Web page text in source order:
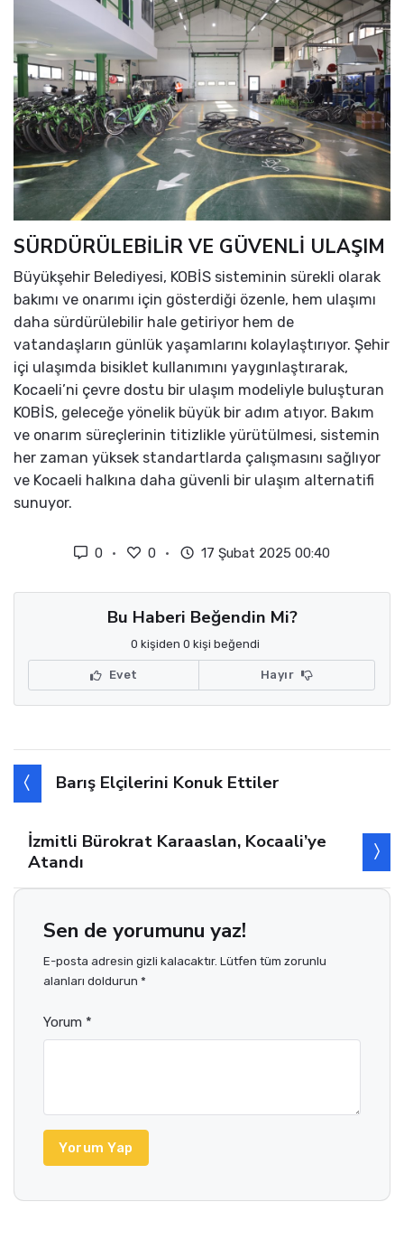
SÜRDÜRÜLEBİLİR VE GÜVENLİ ULAŞIM
Büyükşehir Belediyesi, KOBİS sisteminin sürekli olarak
bakımı ve onarımı için gösterdiği özenle, hem ulaşımı
daha sürdürülebilir hale getiriyor hem de
vatandaşların günlük yaşamlarını kolaylaştırıyor. Şehir
içi ulaşımda bisiklet kullanımını yaygınlaştırarak,
Kocaeli’ni çevre dostu bir ulaşım modeliyle buluşturan
KOBİS, geleceğe yönelik büyük bir adım atıyor. Bakım
ve onarım süreçlerinin titizlikle yürütülmesi, sistemin
her zaman yüksek standartlarda çalışmasını sağlıyor
ve Kocaeli halkına daha güvenli bir ulaşım alternatifi
sunuyor.
0 0 17 Şubat 2025 00:40
Bu Haberi Beğendin Mi?
0 kişiden 0 kişi beğendi
Evet Hayır
Barış Elçilerini Konuk Ettiler
İzmitli Bürokrat Karaaslan, Kocaali’ye
Atandı
Sen de yorumunu yaz!
E-posta adresin gizli kalacaktır. Lütfen tüm zorunlu
alanları doldurun *
Yorum *
Yorum Yap